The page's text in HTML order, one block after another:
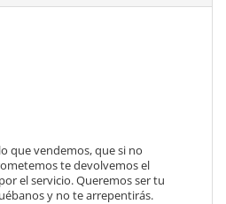
que vendemos, que si no
te devolvemos el
el servicio. Queremos ser tu
y no te arrepentirás.